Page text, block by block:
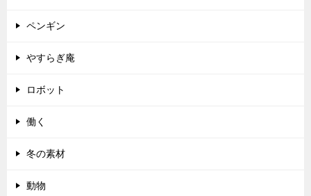
ペンギン
やすらぎ庵
ロボット
働く
冬の素材
動物